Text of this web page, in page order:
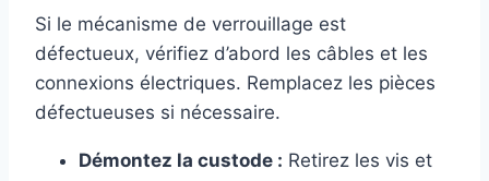
Si le mécanisme de verrouillage est
défectueux, vérifiez d’abord les câbles et les
connexions électriques. Remplacez les pièces
défectueuses si nécessaire.
Démontez la custode : Retirez les vis et